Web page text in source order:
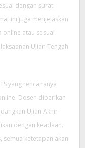
dengan surat
ini juga menjelaskan
online atau sesuai
Ujian Tengah
yang rencananya
Dosen diberikan
Ujian Akhir
dengan keadaan.
semua ketetapan akan